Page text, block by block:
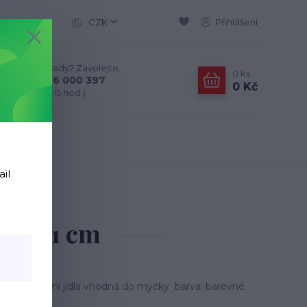
CZK Přihlášení
Nevíte si rady? Zavolejte.
+420 776 000 397
(Po-Pá, 9-15 hod.)
0 ks
0 Kč
11 cm
11 cm
vyhazování jídla vhodná do myčky barva: barevné